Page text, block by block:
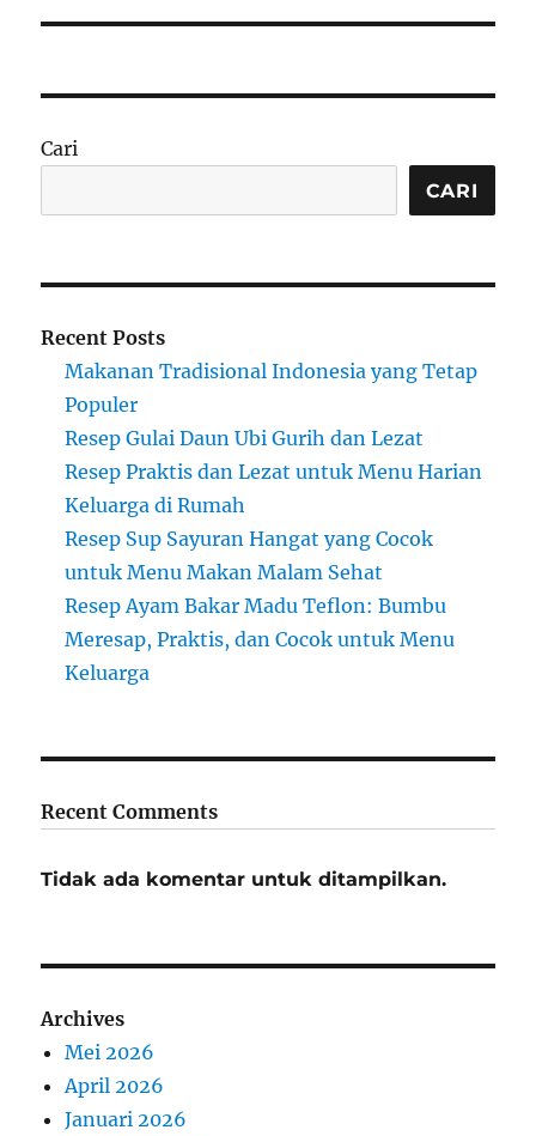
Cari
CARI
Recent Posts
Makanan Tradisional Indonesia yang Tetap
Populer
Resep Gulai Daun Ubi Gurih dan Lezat
Resep Praktis dan Lezat untuk Menu Harian
Keluarga di Rumah
Resep Sup Sayuran Hangat yang Cocok
untuk Menu Makan Malam Sehat
Resep Ayam Bakar Madu Teflon: Bumbu
Meresap, Praktis, dan Cocok untuk Menu
Keluarga
Recent Comments
Tidak ada komentar untuk ditampilkan.
Archives
Mei 2026
April 2026
Januari 2026